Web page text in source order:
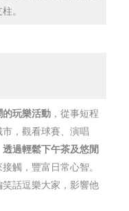
。
玩樂活動 ，從事短程
，觀看球賽、演唱
透過輕鬆下午茶及悠閒
觸，豐富日常心智。
話逗樂大家，影響他